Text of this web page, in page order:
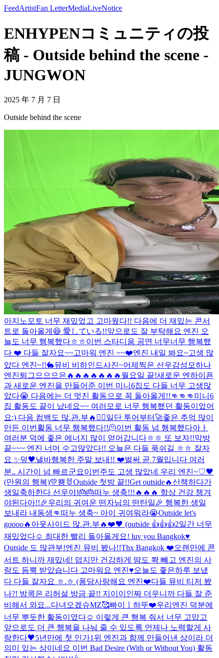
FeedArtistFan LetterMediaLiveNotice
ENHYPENコミュニティの投
稿 - Outside behind the scene -
JUNGWON
2025 年 7 月 7 日
Outside behind the scene
아지노모토 너무 재밌었고 고마웠다!! 다음에 더 재밌는 콘서
트로 돌아올게😆 愛している!!앞으로도 잘 부탁해요 엔진 오
늘도 너무 행복했다ㅎㅎ이번 스타디움 공연 너무너무 행복했
다 ❤️ 다들 잘자요~~고마워 엔진 ~~❤️엔진 내일 봐요~고생 많
았다 엔진~!!🐇뮤비 비하인드사진~어제찍은 선우감성 모하나
엔진퇴그으으으은 🔥🔥🔥🔥🔥🔥🔥 월요일 끝!새로운 엔하이픈
과 새로운 엔진을 만들어준 이번 미니6집도 다들 너무 고생많
았다😭 다음에는 더 멋진 활동으로 꼭 돌아올게!!👊👊👊 미니6
집 활동도 끝이 났네요~~ 여러모로 너무 행복했던 활동이었어
요:) 다음 컴백도 많.관.부🔥❤️‍🔥일단 투어부터🚀좋은 추억 많이
만든 이번활동 너무 행복했다!!🫠이번 활동 넘 행복했다아ㅏ
여러분 덕에 좋은 에너지 많이 얻어갑니다ㅎㅎ 또 보자!!막방
끝~~~ 엔진 너머 수고많았다!! 오늘은 다들 푹쉬길 ㅎㅎ 잘자
요 ✨️덮🖤낼바행복한 주말 보내!! ❤️벌써 곧 7월입니다 여러
분.. 시간이 넘 빠르군요이번주도 고생 많았네 우리 엔진~♡🖤
(만원의 행복)💛뿅🐰Outside 첫방 끝!!Get outside🔥산책하다가
생일축하한다 선우야!🎂🎂떠누 생축!!!🔥🔥🔥 항상 건강 챙겨
야된다아!!🎉우리의 귀여운 떤자님의 떤탄일🎉 행복한 생일
보내라 내동생👊 떠누 생축~ 아이 귀여워라😭Outside let's
goooo🔥 아웃사이드 많.관.부🔥 ❤️🖤 (outside 👍👍👍2일간 너무
재밌었다☺️ 최대한 빨리 돌아올게요! luv you Bangkok♥️
Outside 도 많관부!엔진 뮤비 봤나!!Thx Bangkok ❤️오랜만에 콘
서트 하니까 재밌네! 덥지만 건강하게 땀도 쫙 빼고 엔진의 사
랑도 듬뿍 받았습니다 고마워요 엔진♥️오늘도 좋은하루 보냈
다 다들 잘자요 ㅎ.ㅎ (퐁당사랑해요 엔진❤️다들 뮤비 티저 봤
나?! 방콕은 리허설 방금 끝!! 지이이인짜 더우니까 다들 잘 준
비해서 와요...다녀오겠슈MZ🥰빠이ㅣ 하뚜❤️우리엔진 덕분에
너무 뿌듯한 활동이였다☺️ 이렇게 큰 행복 줘서 너무 고맙고
앞으로도 더 큰 행복을 나눠 줄 수 있도록 언제나 노력할게 사
랑한다🖤5년만에 첫 인가1위 엔진과 함께 만들어낸 상이라 더
의미 있는 상이네요 이번 Bad Desire (With or Without You) 활동